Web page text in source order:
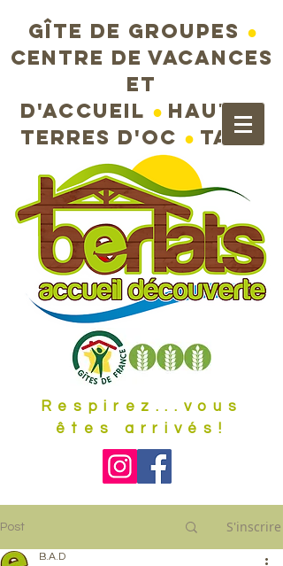
Gîte de groupes ●
Centre de vacances
et
d'accueil ● Hautes
terres d'Oc ●Tarn
Respirez...vous
êtes arrivés!
Post S'inscrire
B.A.D